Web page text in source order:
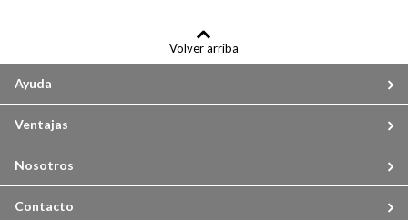
Volver arriba
Ayuda
Ventajas
Nosotros
Contacto